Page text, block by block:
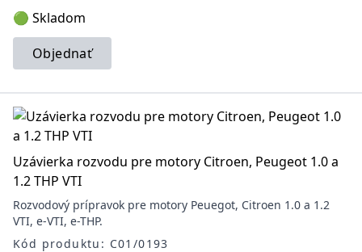
🟢 Skladom
Objednať
Uzávierka rozvodu pre motory Citroen, Peugeot 1.0 a
1.2 THP VTI
Rozvodový prípravok pre motory Peuegot, Citroen 1.0 a 1.2
VTI, e-VTI, e-THP.
Kód produktu: C01/0193